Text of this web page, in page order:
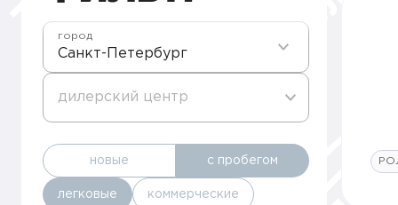
Санкт-Петербург
город
дилерский центр
новые с пробегом
легковые коммерческие